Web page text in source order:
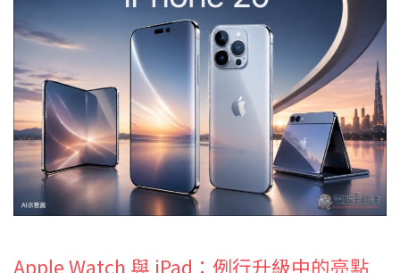
Apple Watch 與 iPad：例行升級中的亮點